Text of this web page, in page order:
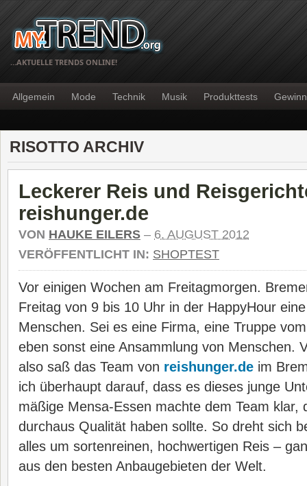
…AKTUELLE TRENDS ONLINE!
Allgemein Mode Technik Musik Produkttests
RISOTTO ARCHIV
Leckerer Reis und
reishunger.de
VON HAUKE EILERS – 6. AUGUST 2012
VERÖFFENTLICHT IN: SHOPTEST
Vor einigen Wochen am Freitagmorgen.
Freitag von 9 bis 10 Uhr in der HappyHour
Menschen. Sei es eine Firma, eine Truppe
eben sonst eine Ansammlung von Menschen.
also saß das Team von reishunger.de im
ich überhaupt darauf, dass es dieses junge
mäßige Mensa-Essen machte dem Team klar,
durchaus Qualität haben sollte. So dreht sich
alles um sortenreinen, hochwertigen Reis –
aus den besten Anbaugebieten der Welt.